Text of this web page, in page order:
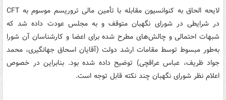
لایحه الحاق به کنوانسیون مقابله با تأمین مالی تروریسم موسوم به CFT
در شرایطی در شورای نگهبان متوقف و به مجلس عودت داده شد که
شبهات احتمالی و چالش‌های مطرح شده برای اعضا و کارشناسان آن شورا
به‌طور مبسوط توسط مقامات ارشد دولت (آقایان اسحاق جهانگیری، محمد
جواد ظریف، عباس عراقچی) توضیح داده شده بود. بنابراین در خصوص
اعلام نظر شورای نگهبان چند نکته قابل توجه است.